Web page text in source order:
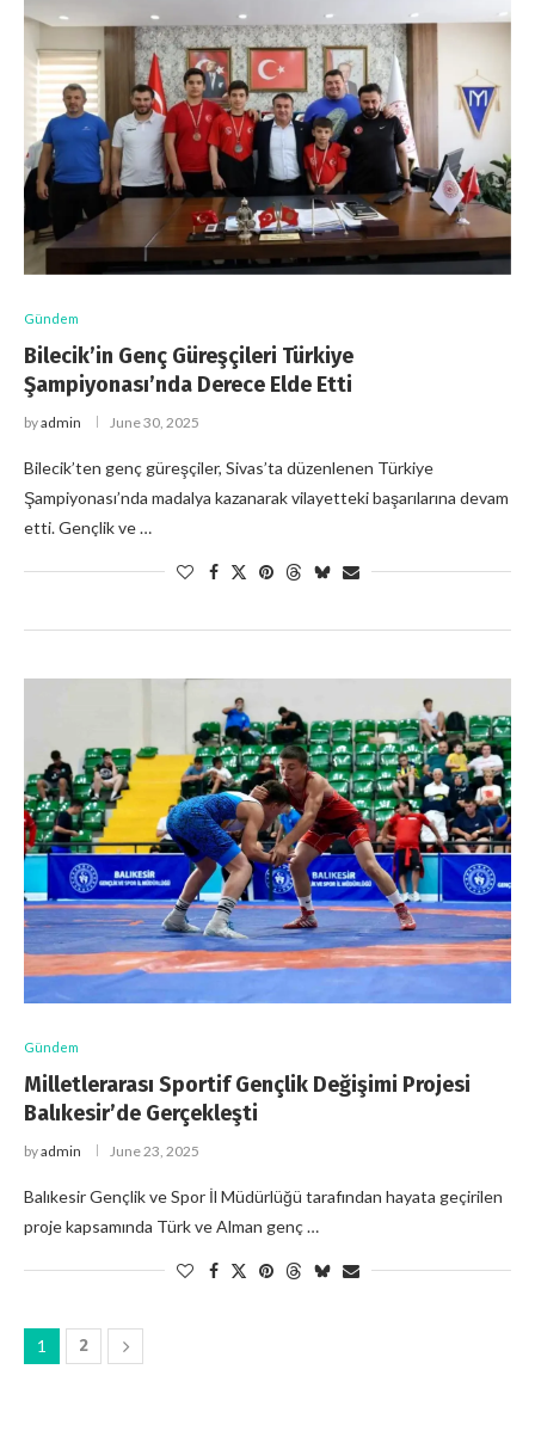
Gündem
Bilecik’in Genç Güreşçileri Türkiye
Şampiyonası’nda Derece Elde Etti
byadmin June 30, 2025
Bilecik’ten genç güreşçiler, Sivas’ta düzenlenen Türkiye
Şampiyonası’nda madalya kazanarak vilayetteki başarılarına devam
etti. Gençlik ve …
Gündem
Milletlerarası Sportif Gençlik Değişimi Projesi
Balıkesir’de Gerçekleşti
byadmin June 23, 2025
Balıkesir Gençlik ve Spor İl Müdürlüğü tarafından hayata geçirilen
proje kapsamında Türk ve Alman genç …
1 2